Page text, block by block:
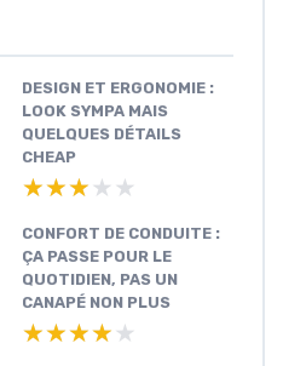
DESIGN ET ERGONOMIE :
LOOK SYMPA MAIS
QUELQUES DÉTAILS
CHEAP
★★★★★
★★★★★
CONFORT DE CONDUITE :
ÇA PASSE POUR LE
QUOTIDIEN, PAS UN
CANAPÉ NON PLUS
★★★★★
★★★★★